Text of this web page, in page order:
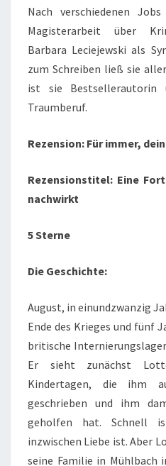
Nach verschiedenen
Magisterarbeit über
Barbara Leciejewski als
zum Schreiben ließ sie
ist sie
Traumberuf.
Rezension: Für immer,
Rezensionstitel: Eine
nachwirkt
5 Sterne
Die Geschichte:
August, in einundzwanzig
Ende des Krieges und fünf
britische
Er sieht zunächst
Kindertagen, die ihm
geschrieben und ihm
geholfen hat. Schnell
inzwischen Liebe ist. Aber
seine Familie in Mühlbach